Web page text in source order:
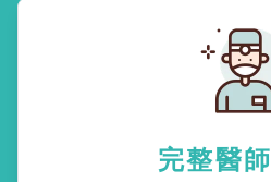
完整醫